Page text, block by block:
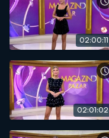
02:00:11
02:01:02